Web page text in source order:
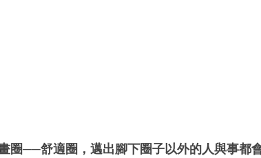
圈──舒適圈，邁出腳下圈子以外的人與事都